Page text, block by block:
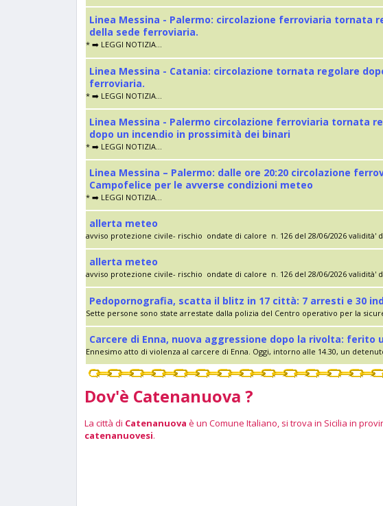
Linea Messina - Palermo: circolazione ferroviaria tornata
della sede ferroviaria.
* ➡️ LEGGI NOTIZIA...
Linea Messina - Catania: circolazione tornata regolare
ferroviaria.
* ➡️ LEGGI NOTIZIA...
Linea Messina - Palermo circolazione ferroviaria tornata
dopo un incendio in prossimità dei binari
* ➡️ LEGGI NOTIZIA...
Linea Messina – Palermo: dalle ore 20:20 circolazione
Campofelice per le avverse condizioni meteo
* ➡️ LEGGI NOTIZIA...
allerta meteo
avviso protezione civile- rischio ondate di calore n. 126 del 28/06/2026 validità'
allerta meteo
avviso protezione civile- rischio ondate di calore n. 126 del 28/06/2026 validità'
Pedopornografia, scatta il blitz in 17 città: 7 arresti e 30
Sette persone sono state arrestate dalla polizia del Centro operativo per la
Carcere di Enna, nuova aggressione dopo la rivolta: ferito
Ennesimo atto di violenza al carcere di Enna. Oggi, intorno alle 14.30, un
Dov'è Catenanuova ?
La città di Catenanuova è un Comune Italiano, si trova in Sicilia in
catenanuovesi.